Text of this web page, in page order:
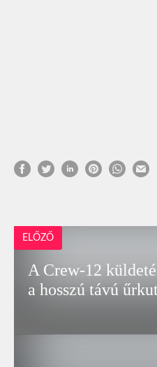
ELŐZŐ
A Crew-12
a hosszú távú